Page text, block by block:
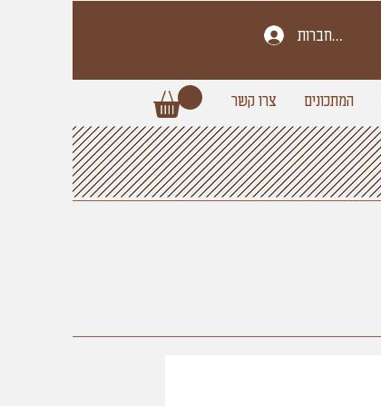
להתחברות
המתכונים צרו קשר